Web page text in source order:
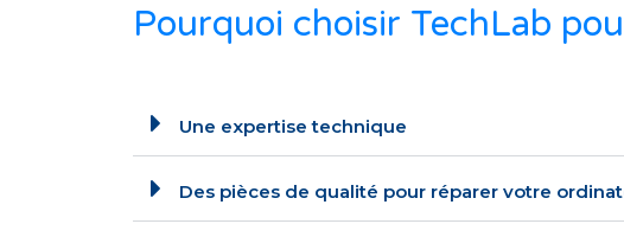
Pourquoi choisir TechLab
Une expertise technique
Des pièces de qualité pour réparer votre